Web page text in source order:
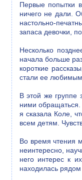
Первые попытки
ничего не дали.
настольно-
запаса девочки,
Несколько
начала больше
короткие
стали ее любимым
В этой же
ними обращаться.
я сказала Коле,
всем детям.
Во время чтения
неинтересно,
него интерес к
находилась рядом